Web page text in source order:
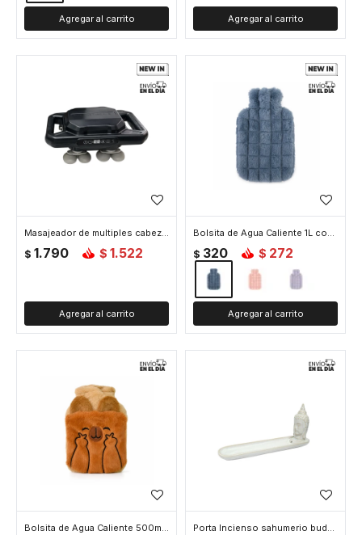
Masajeador de multiples cabezas - Negro
$ 1.790 $ 1.522
Bolsita de Agua Caliente 1L con Funda de Peluche Suave - Azul
$ 320 $ 272
Bolsita de Agua Caliente 500ml con Funda de Peluche Carpincho - Marron Porta Incienso sahumerio buda - Blanco